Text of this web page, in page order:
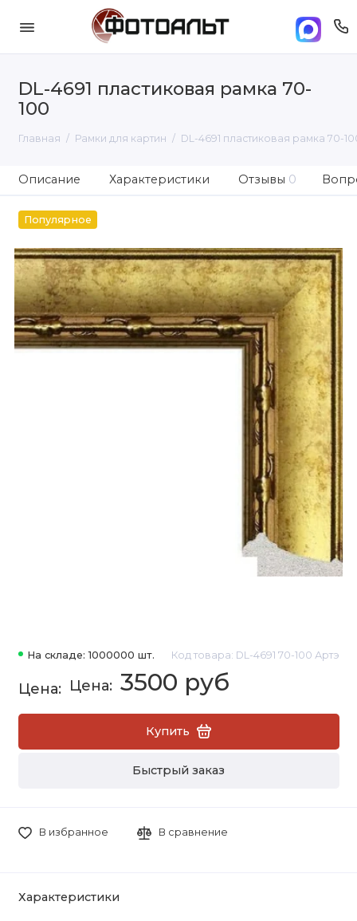
DL-4691 пластиковая рамка 70-
100
Главная Рамки для картин DL-4691 пластиковая рамка 70-
Описание Характеристики Отзывы 0
Популярное
На складе: 1000000 шт. Код товара: DL-4691 70-100 Артэ
3500 руб
Купить
Быстрый заказ
В избранное В сравнение
Характеристики